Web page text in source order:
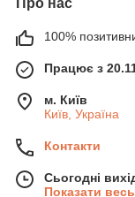
100%
Працює з
м. Київ
Київ, Україна
Контакти
Сьогодні
Показати